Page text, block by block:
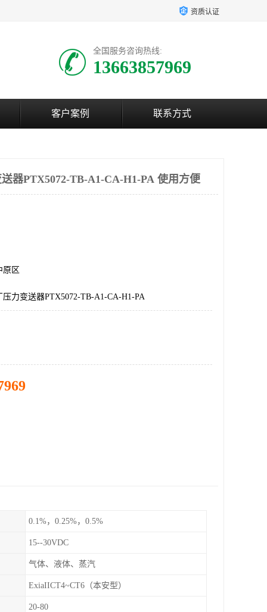
资质认证
全国服务咨询热线:
13663857969
客户案例 联系方式
器PTX5072-TB-A1-CA-H1-PA 使用方便
原区
力变送器PTX5072-TB-A1-CA-H1-PA
0.1%，0.25%，0.5%
15--30VDC
气体、液体、蒸汽
ExiaIICT4~CT6（本安型）
20-80